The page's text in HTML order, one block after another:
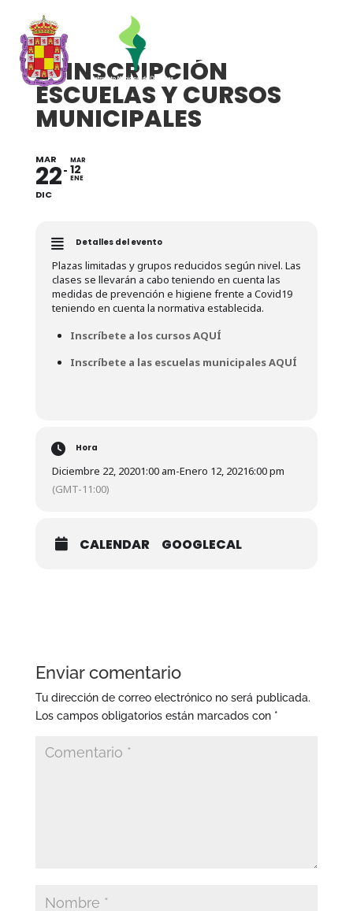
2ª INSCRIPCIÓN
ESCUELAS Y CURSOS
MUNICIPALES
MAR
22
DIC
MAR
12
ENE
Detalles del evento
Plazas limitadas y grupos reducidos según nivel. Las
clases se llevarán a cabo teniendo en cuenta las
medidas de prevención e higiene frente a Covid19
teniendo en cuenta la normativa establecida.
Inscríbete a los cursos AQUÍ
Inscríbete a las escuelas municipales AQUÍ
Hora
Diciembre 22, 20201:00 am-Enero 12, 20216:00 pm
(GMT-11:00)
CALENDAR GOOGLECAL
Enviar comentario
Tu dirección de correo electrónico no será publicada.
Los campos obligatorios están marcados con *